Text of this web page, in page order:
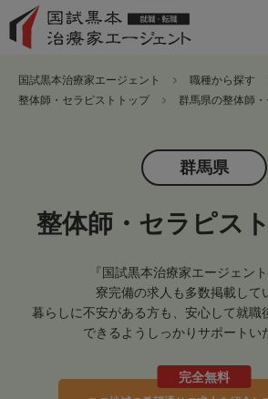
国試黒本治療家エージェント
職種から探す
整体師・セラピストトップ
群馬県の整体師
群馬県
整体師・セラピス
『国試黒本治療家エージェント
寮完備の求人も多数掲載して
暮らしに不安がある方も、安心して就職
できるようしっかりサポートい
完全無料